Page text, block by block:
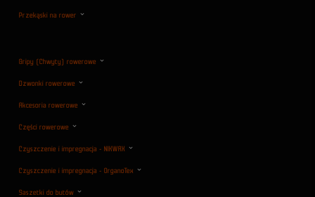
Przekąski na rower
Gripy (Chwyty) rowerowe
Dzwonki rowerowe
Akcesoria rowerowe
Części rowerowe
Czyszczenie i impregnacja - NIKWAX
Czyszczenie i impregnacja - OrganoTex
Saszetki do butów